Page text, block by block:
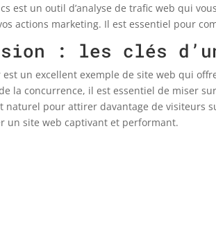
est un outil d’analyse de trafic web qui
actions marketing. Il est essentiel pour
: les clés
est un excellent exemple de site web qui
la concurrence, il est essentiel de miser
naturel pour attirer davantage de visiteurs
un site web captivant et performant.